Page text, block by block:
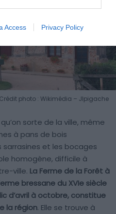
Access Privacy Policy
Crédit photo : Wikimédia – Jlpigache
sorte de la ville, même
à pans de bois
et les bocages
homogène, difficile à
ville. La Ferme de la Forêt à
bressane du XVIe siècle
d’avril à octobre, constitue
la région. Elle se trouve à